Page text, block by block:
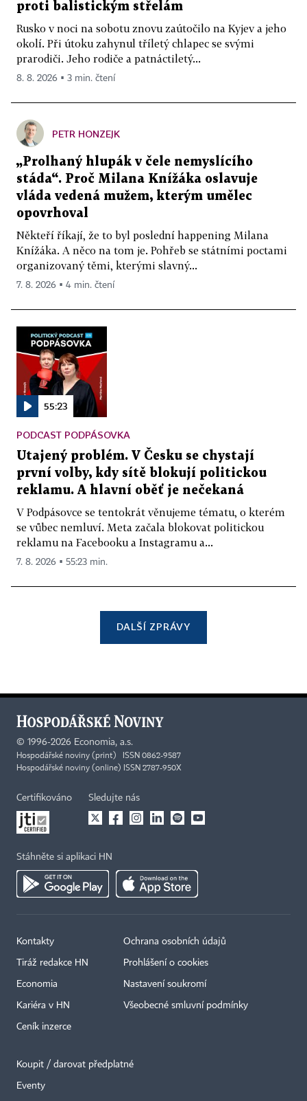
proti balistickým střelám
Rusko v noci na sobotu znovu zaútočilo na Kyjev a jeho
okolí. Při útoku zahynul tříletý chlapec se svými
prarodiči. Jeho rodiče a patnáctiletý...
8. 8. 2026 ▪ 3 min. čtení
PETR HONZEJK
„Prolhaný hlupák v čele nemyslícího
stáda“. Proč Milana Knížáka oslavuje
vláda vedená mužem, kterým umělec
opovrhoval
Někteří říkají, že to byl poslední happening Milana
Knížáka. A něco na tom je. Pohřeb se státními poctami
organizovaný těmi, kterými slavný...
7. 8. 2026 ▪ 4 min. čtení
55:23
PODCAST PODPÁSOVKA
Utajený problém. V Česku se chystají
první volby, kdy sítě blokují politickou
reklamu. A hlavní oběť je nečekaná
V Podpásovce se tentokrát věnujeme tématu, o kterém
se vůbec nemluví. Meta začala blokovat politickou
reklamu na Facebooku a Instagramu a...
7. 8. 2026 ▪ 55:23 min.
DALŠÍ ZPRÁVY
© 1996-2026 Economia, a.s.
Hospodářské noviny (print) ISSN 0862-9587
Hospodářské noviny (online) ISSN 2787-950X
Certifikováno Sledujte nás
Stáhněte si aplikaci HN
Kontakty
Tiráž redakce HN
Economia
Kariéra v HN
Ceník inzerce
Ochrana osobních údajů
Prohlášení o cookies
Nastavení soukromí
Všeobecné smluvní podmínky
Koupit / darovat předplatné
Eventy